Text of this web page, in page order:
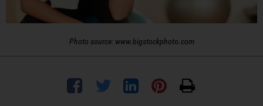
Photo source: www.bigstockphoto.com